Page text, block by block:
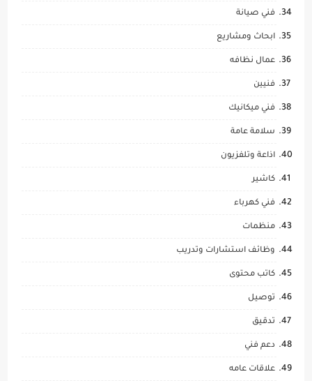
فني صيانة
ابحاث ومشاريع
عمال نظافه
فنيين
فني ميكانيك
سلامة عامة
اذاعة وتلفزيون
كاشير
فني كهرباء
منظمات
وظائف استشارات وتدريب
كاتب محتوى
توصيل
تدقيق
دعم فني
علاقات عامه